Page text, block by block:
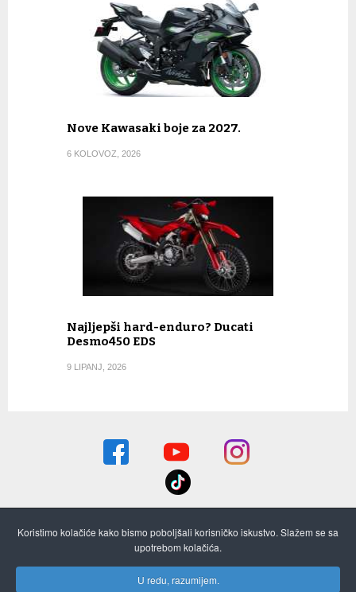
Nove Kawasaki boje za 2027.
6 KOLOVOZ, 2026
Najljepši hard-enduro? Ducati
Desmo450 EDS
9 LIPANJ, 2026
Pretplata i stari brojevi
ON-LINE STARI BROJEVI
Koristimo kolačiće kako bismo poboljšali korisničko iskustvo. Slažem se sa
upotrebom kolačića.
U redu, razumijem.